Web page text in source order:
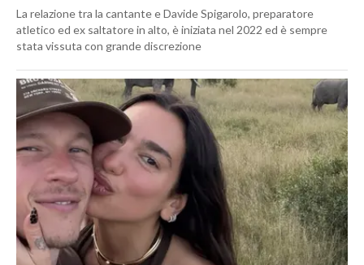
La relazione tra la cantante e Davide Spigarolo, preparatore
atletico ed ex saltatore in alto, è iniziata nel 2022 ed è sempre
stata vissuta con grande discrezione